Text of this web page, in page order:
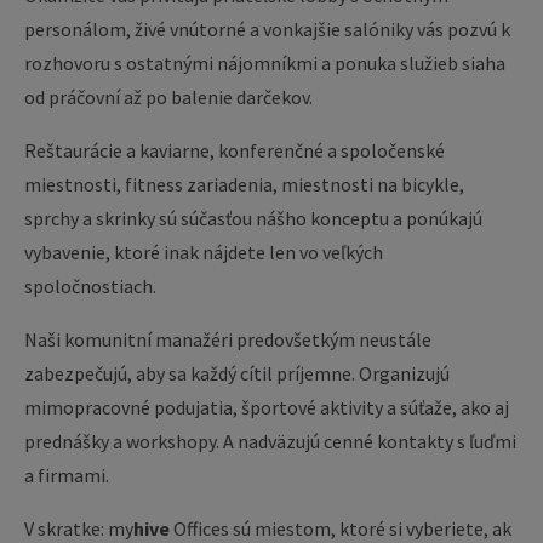
personálom, živé vnútorné a vonkajšie salóniky vás pozvú k
rozhovoru s ostatnými nájomníkmi a ponuka služieb siaha
od práčovní až po balenie darčekov.
Reštaurácie a kaviarne, konferenčné a spoločenské
miestnosti, fitness zariadenia, miestnosti na bicykle,
sprchy a skrinky sú súčasťou nášho konceptu a ponúkajú
vybavenie, ktoré inak nájdete len vo veľkých
spoločnostiach.
Naši komunitní manažéri predovšetkým neustále
zabezpečujú, aby sa každý cítil príjemne. Organizujú
mimopracovné podujatia, športové aktivity a súťaže, ako aj
prednášky a workshopy. A nadväzujú cenné kontakty s ľuďmi
a firmami.
V skratke: myhive Offices sú miestom, ktoré si vyberiete, ak